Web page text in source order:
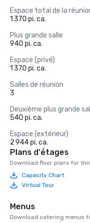
Espace total de la
1 370 pi. ca.
Plus grande salle
940 pi. ca.
Espace (privé)
1 370 pi. ca.
Salles de réunion
3
Deuxième plus grande
540 pi. ca.
Espace (extérieur)
2 944 pi. ca.
Plans d'étages
Download floor plans for
Capacity Chart
Virtual Tour
Menus
Download catering menus